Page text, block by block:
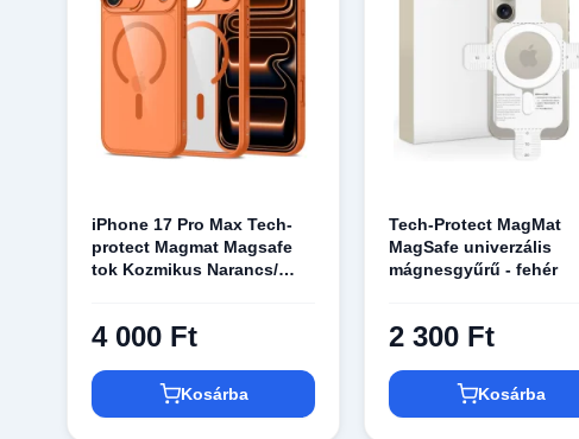
iPhone 17 Pro Max Tech-
protect Magmat Magsafe
tok Kozmikus Narancs/
4 000 Ft
Kosárba
Tech-Protect MagMat
MagSafe univerzális
mágnesgyűrű - fehér
2 300 Ft
Kosárba